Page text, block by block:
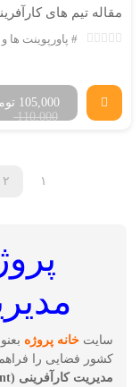
پاورپوینت ها
110,000
105,000
۱ ۲
سایت خانه پروژه
کشور فضایی را
مدیریت کارآفرینی (Entrepreneurial management)